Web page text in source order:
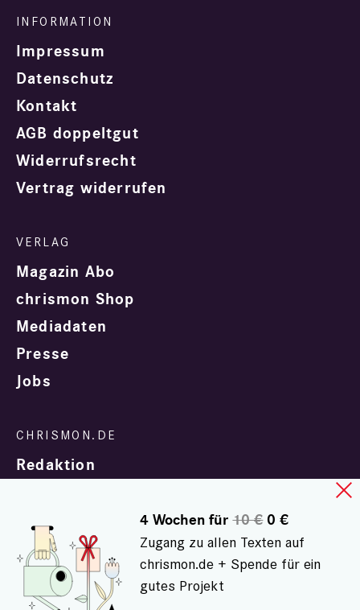
Impressum
Datenschutz
Kontakt
AGB doppeltgut
Widerrufsrecht
Vertrag widerrufen
Magazin Abo
chrismon Shop
Mediadaten
Presse
Jobs
Redaktion
4 Wochen für10 €0 €
Zugang zu allen Texten auf
chrismon.de + Spende für ein
gutes Projekt